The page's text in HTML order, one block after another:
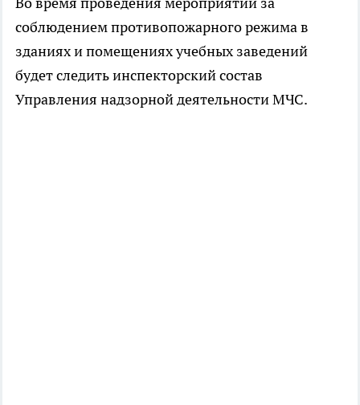
соблюдением противопожарного режима в
зданиях и помещениях учебных заведений
будет следить инспекторский состав
Управления надзорной деятельности МЧС.